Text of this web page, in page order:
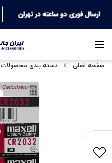
صفحه اصلی دسته بندی محصولات